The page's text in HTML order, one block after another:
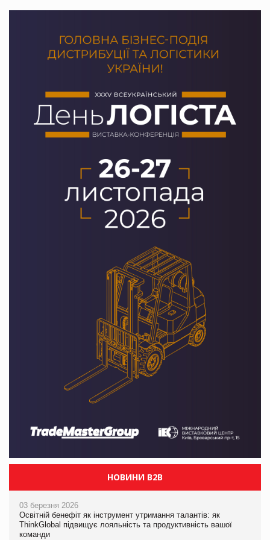
НОВИНИ B2B
03 березня 2026
Освітній бенефіт як інструмент утримання талантів: як
ThinkGlobal підвищує лояльність та продуктивність вашої
команди